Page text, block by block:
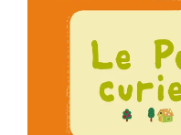
Voir la fiche film